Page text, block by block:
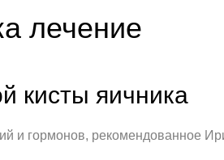
лечение
кисты яичника
гормонов, рекомендованное